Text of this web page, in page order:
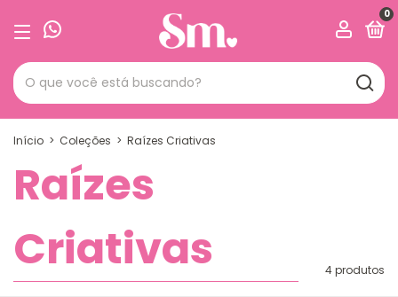
0
Início > Coleções > Raízes Criativas
Raízes
Criativas
4 produtos